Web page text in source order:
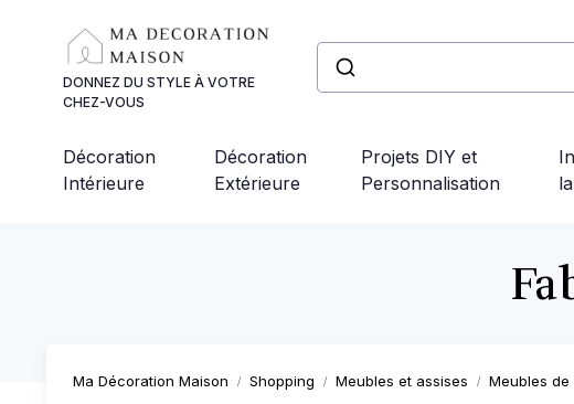
DONNEZ DU STYLE À VOTRE
CHEZ-VOUS
Décoration
Intérieure
Décoration
Extérieure
Projets DIY et
Personnalisation
Ma Décoration Maison Shopping Meubles et assises Meubles de